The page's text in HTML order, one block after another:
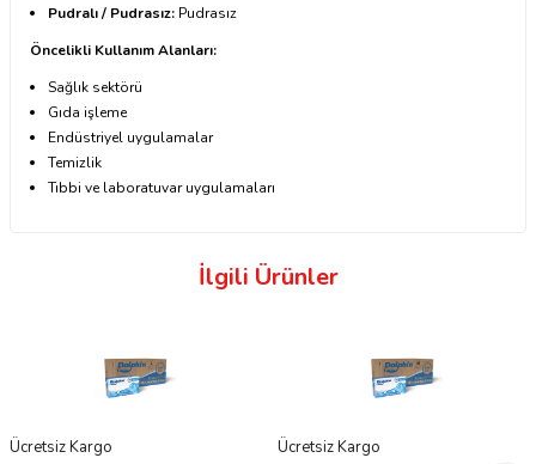
Pudralı / Pudrasız: Pudrasız
Öncelikli Kullanım Alanları:
Sağlık sektörü
Gıda işleme
Endüstriyel uygulamalar
Temizlik
Tıbbi ve laboratuvar uygulamaları
İlgili Ürünler
Ücretsiz Kargo
Ücretsiz Kargo